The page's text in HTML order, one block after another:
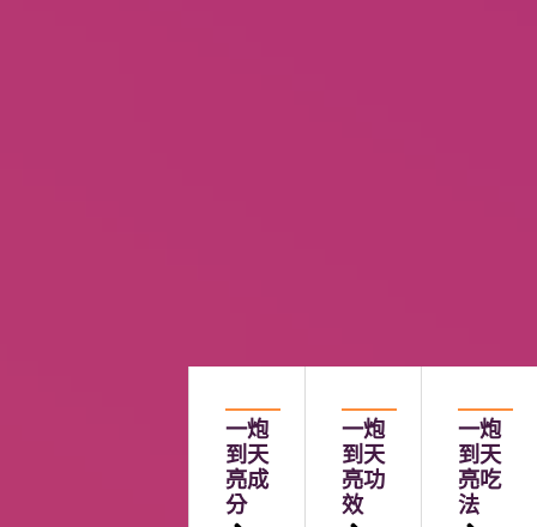
一炮
到天
亮成
分
一炮
到天
亮功
效
一炮
到天
亮吃
法